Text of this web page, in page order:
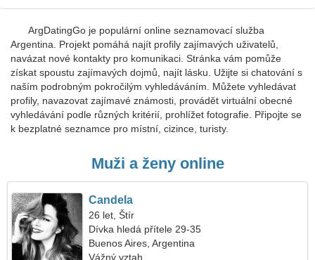
ArgDatingGo je populární online seznamovací služba
Argentina. Projekt pomáhá najít profily zajímavých uživatelů,
navázat nové kontakty pro komunikaci. Stránka vám pomůže
získat spoustu zajímavých dojmů, najít lásku. Užijte si chatování s
naším podrobným pokročilým vyhledáváním. Můžete vyhledávat
profily, navazovat zajímavé známosti, provádět virtuální obecné
vyhledávání podle různých kritérií, prohlížet fotografie. Připojte se
k bezplatné seznamce pro místní, cizince, turisty.
Muži a ženy online
Candela
26 let, Štír
Dívka hledá přítele 29-35
Buenos Aires, Argentina
Vážný vztah